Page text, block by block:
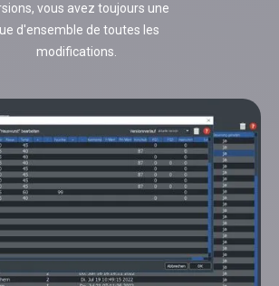
vous avez toujours une
d'ensemble de toutes les
modifications.